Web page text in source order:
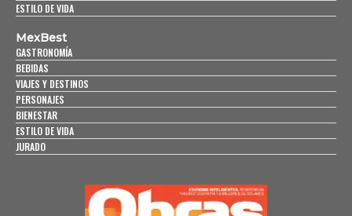
ESTILO DE VIDA
MexBest
GASTRONOMÍA
BEBIDAS
VIAJES Y DESTINOS
PERSONAJES
BIENESTAR
ESTILO DE VIDA
JURADO